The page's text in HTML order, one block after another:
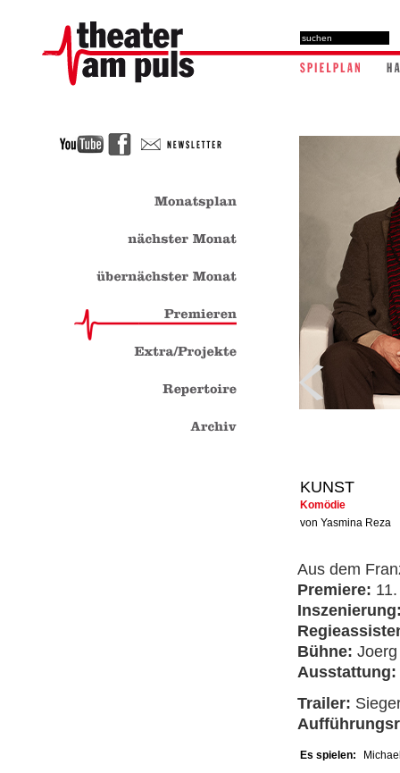
KUNST
Komödie
von Yasmina Reza
Aus dem
Premiere:
Bühne:
Ausstattung:
Trailer:
Es spielen: